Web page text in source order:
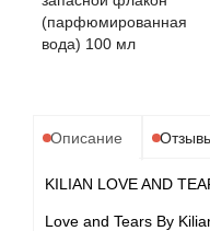
(парфюмированная
вода) 100 мл
Описание
KILIAN LOVE AND
Love and Tears By
Alyson Oldoini
American Crew